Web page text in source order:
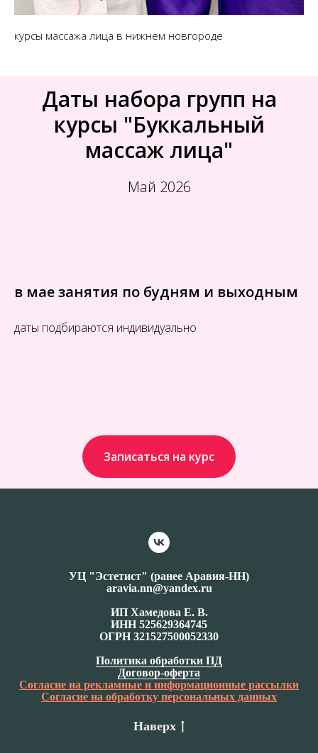
курсы массажа лица в нижнем новгороде
Даты набора групп на
курсы "Буккальный
массаж лица"
Май 2026
в мае занятия по будням и выходным
даты подбираются индивидуально
Записаться на курс
УЦ "Эстетист" (ранее Аравия-НН)
aravia.nn@yandex.ru
ИП Хамедова Е. В.
ИНН 525629364745
ОГРН 321527500052330
Политика обработки ПД
Договор-оферта
Согласие на рекламные и информационные рассылки
Согласие на обработку персональных данных
Наверх